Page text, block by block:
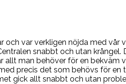
och var verkligen nöjda med
snabbt och utan
allt man behöver för en bekväm
precis det som behövs för en
gick allt snabbt och utan